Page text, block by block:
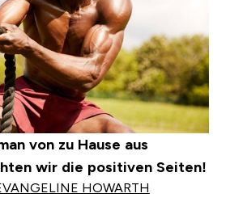
von zu Hause aus
wir die positiven Seiten!
HOWARTH